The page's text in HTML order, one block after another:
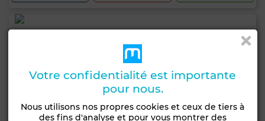
Votre confidentialité est importante
pour nous.
Nous utilisons nos propres cookies et ceux de tiers à
des fins d'analyse et pour vous montrer des